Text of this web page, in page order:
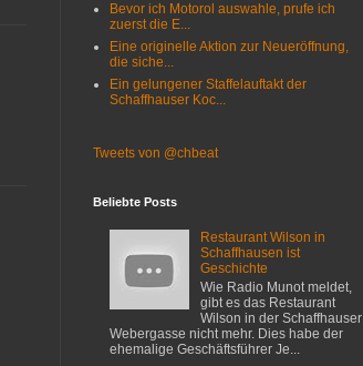
Bevor ich Motorol auswahle, prufe ich
zuerst die E...
Eine originelle Aktion zur Neueröffnung,
die siche...
Ein gelungener Staffelauftakt der
Schaffhauser Koc...
Tweets von @chbeat
Beliebte Posts
Restaurant Wilson in
Schaffhausen ist
Geschichte
Wie Radio Munot meldet,
gibt es das Restaurant
Wilson in der Schaffhauser
Webergasse nicht mehr. Dies habe der
ehemalige Geschäftsführer Je...